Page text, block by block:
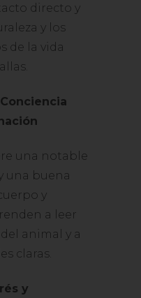
directo y
y los
de la vida
una notable
una buena
y
a leer
animal y a
claras.
y